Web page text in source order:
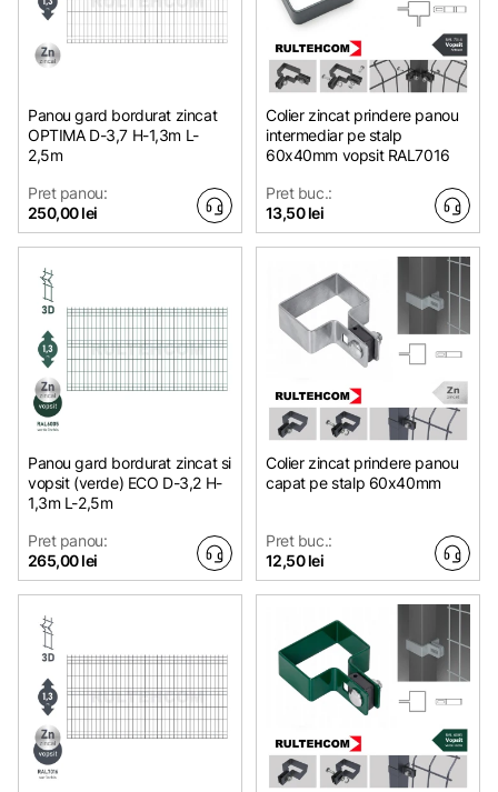
Panou gard bordurat zincat
OPTIMA D-3,7 H-1,3m L-
2,5m
Pret panou:
250,00 lei
Colier zincat prindere panou
intermediar pe stalp
60x40mm vopsit RAL7016
Pret buc.:
13,50 lei
Panou gard bordurat zincat si
vopsit (verde) ECO D-3,2 H-
1,3m L-2,5m
Pret panou:
265,00 lei
Colier zincat prindere panou
capat pe stalp 60x40mm
Pret buc.:
12,50 lei